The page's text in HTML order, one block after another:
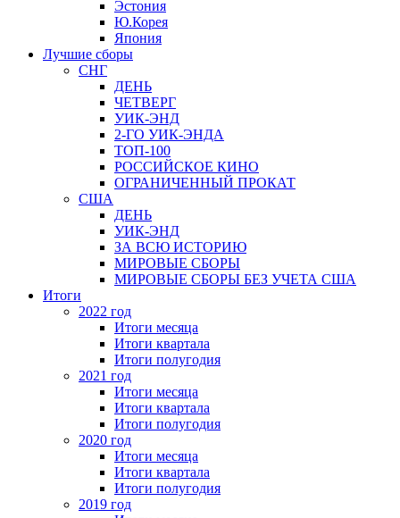
Эстония
Ю.Корея
Япония
Лучшие сборы
СНГ
ДЕНЬ
ЧЕТВЕРГ
УИК-ЭНД
2-ГО УИК-ЭНДА
ТОП-100
РОССИЙСКОЕ КИНО
ОГРАНИЧЕННЫЙ ПРОКАТ
США
ДЕНЬ
УИК-ЭНД
ЗА ВСЮ ИСТОРИЮ
МИРОВЫЕ СБОРЫ
МИРОВЫЕ СБОРЫ БЕЗ УЧЕТА США
Итоги
2022 год
Итоги месяца
Итоги квартала
Итоги полугодия
2021 год
Итоги месяца
Итоги квартала
Итоги полугодия
2020 год
Итоги месяца
Итоги квартала
Итоги полугодия
2019 год